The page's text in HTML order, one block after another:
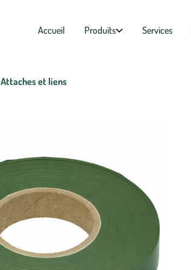
Accueil Produits Services
Attaches et liens